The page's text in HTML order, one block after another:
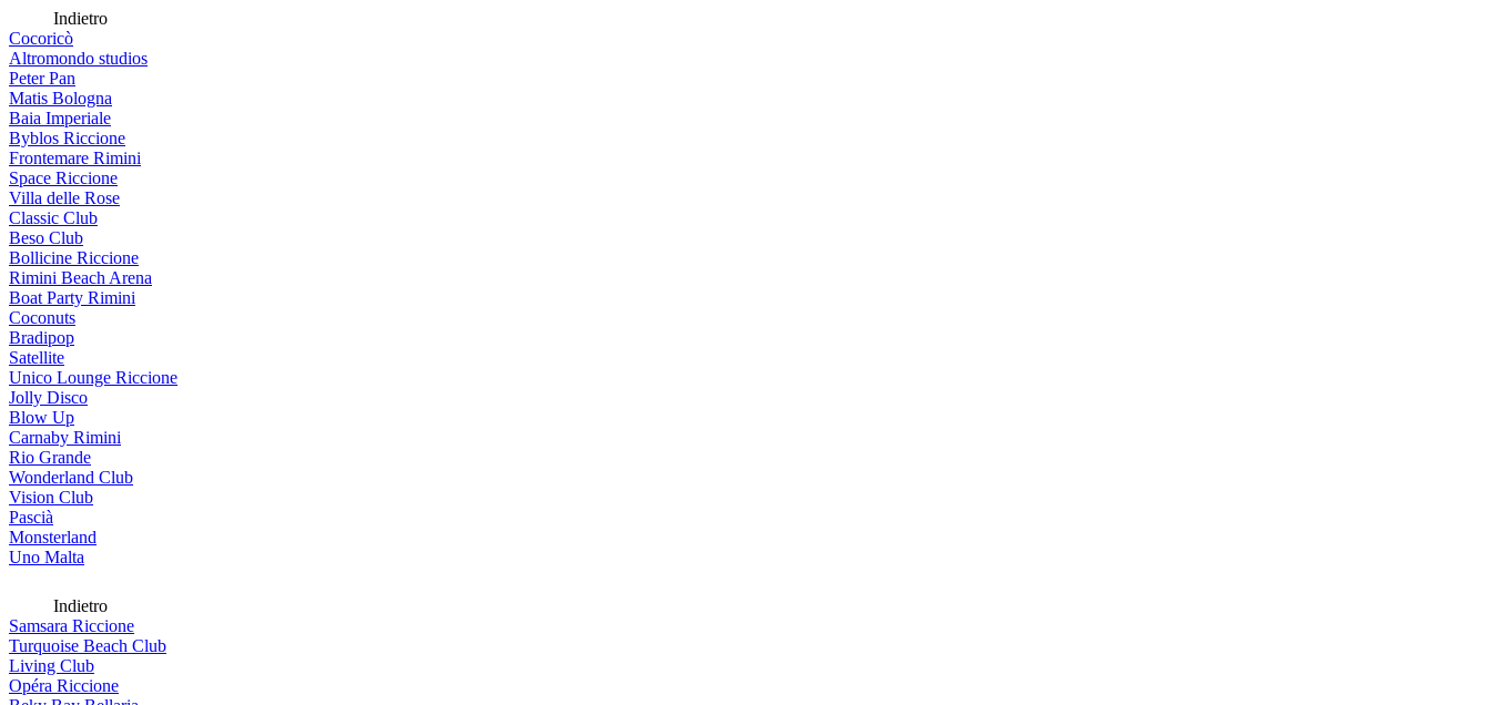
Indietro
Cocoricò
Altromondo studios
Peter Pan
Matis Bologna
Baia Imperiale
Byblos Riccione
Frontemare Rimini
Space Riccione
Villa delle Rose
Classic Club
Beso Club
Bollicine Riccione
Rimini Beach Arena
Boat Party Rimini
Coconuts
Bradipop
Satellite
Unico Lounge Riccione
Jolly Disco
Blow Up
Carnaby Rimini
Rio Grande
Wonderland Club
Vision Club
Pascià
Monsterland
Uno Malta
Indietro
Samsara Riccione
Turquoise Beach Club
Living Club
Opéra Riccione